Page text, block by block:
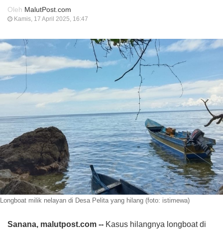
Oleh MalutPost.com
Kamis, 17 April 2025, 16:47
Longboat milik nelayan di Desa Pelita yang hilang (foto: istimewa)
Sanana, malutpost.com -- Kasus hilangnya longboat di